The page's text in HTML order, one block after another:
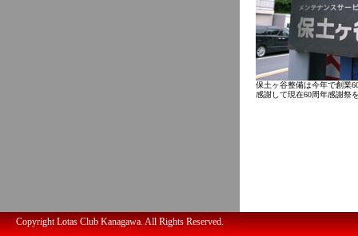
保土ヶ谷整備は今年で創業
感謝して現在60周年感謝祭
Copyright Lotas Club Kanagawa. All Rights Reserved.